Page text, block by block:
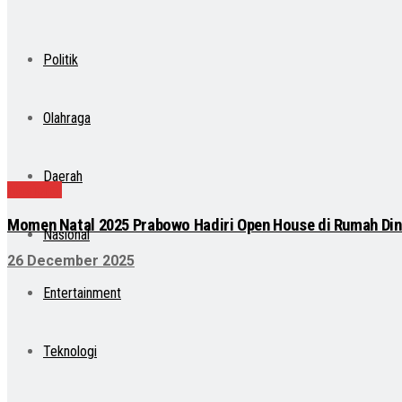
Politik
Olahraga
Daerah
Nasional
Entertainment
Teknologi
Momen Natal 2025 Prabowo Hadiri Open House di Rumah
26 December 2025